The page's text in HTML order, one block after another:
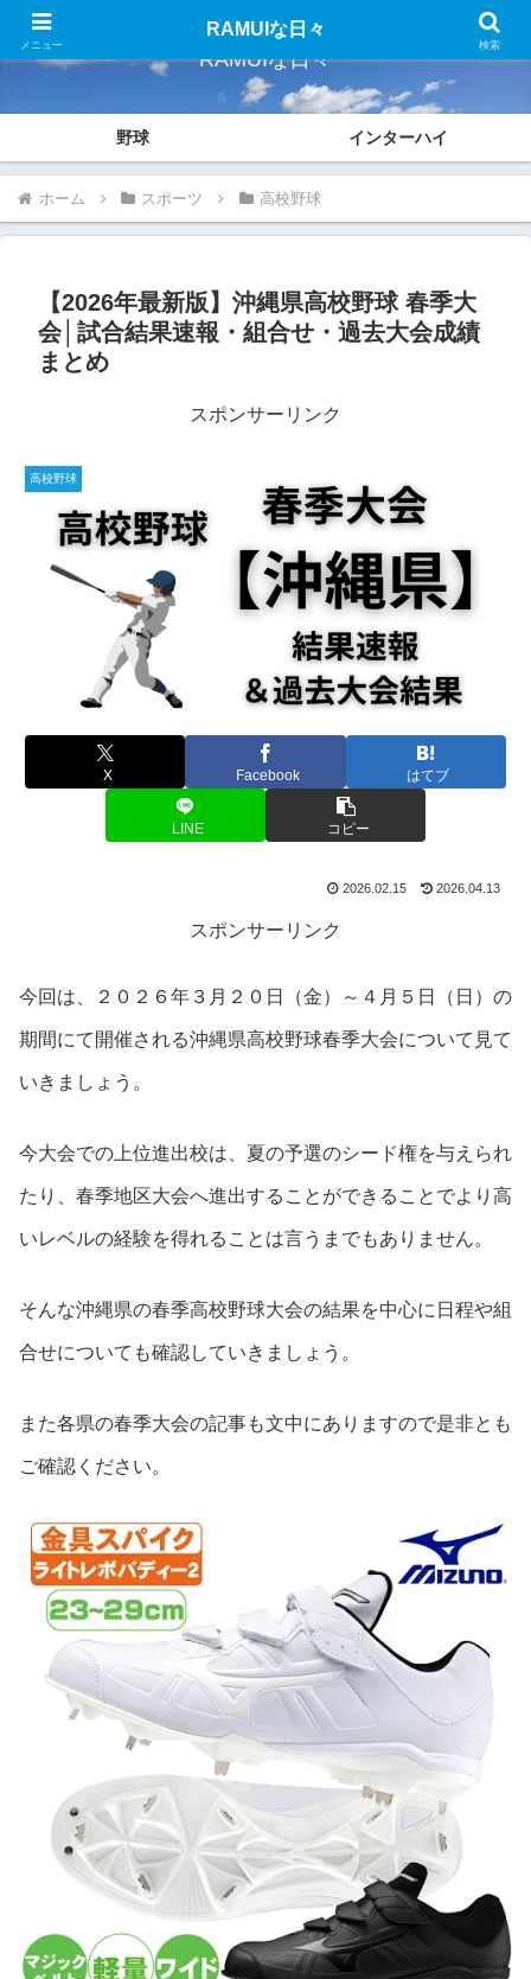
RAMUIな日々
野球 インターハイ
ホーム スポーツ 高校野球
【2026年最新版】沖縄県高校野球 春季大
会│試合結果速報・組合せ・過去大会成績
まとめ
スポンサーリンク
高校野球
X Facebook はてブ
LINE コピー
2026.02.15 2026.04.13
スポンサーリンク
今回は、２０２６年３月２０日（金）～４月５日（日）の
期間にて開催される沖縄県高校野球春季大会について見て
いきましょう。
今大会での上位進出校は、夏の予選のシード権を与えられ
たり、春季地区大会へ進出することができることでより高
いレベルの経験を得れることは言うまでもありません。
そんな沖縄県の春季高校野球大会の結果を中心に日程や組
合せについても確認していきましょう。
また各県の春季大会の記事も文中にありますので是非とも
ご確認ください。
メニュー
RAMUIな日々
検索